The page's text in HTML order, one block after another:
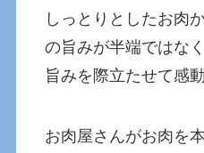
しっとりとしたお肉
の旨みが半端ではな
旨みを際立たせて感
お肉屋さんがお肉を